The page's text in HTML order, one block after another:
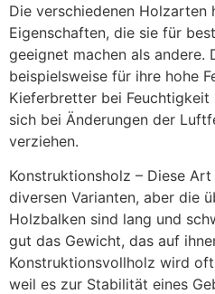
Die verschiedenen Holzarten
Eigenschaften, die sie für
geeignet machen als andere.
beispielsweise für ihre hohe
Kieferbretter bei Feuchtigkeit
sich bei Änderungen der
verziehen.
Konstruktionsholz – Diese
diversen Varianten, aber die
Holzbalken sind lang und
gut das Gewicht, das auf
Konstruktionsvollholz wird
weil es zur Stabilität eines